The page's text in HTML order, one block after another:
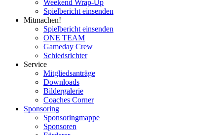
Weekend Wrap-Up
Spielbericht einsenden
Mitmachen!
Spielbericht einsenden
ONE TEAM
Gameday Crew
Schiedsrichter
Service
Mitgliedsanträge
Downloads
Bildergalerie
Coaches Corner
Sponsoring
Sponsoringmappe
Sponsoren